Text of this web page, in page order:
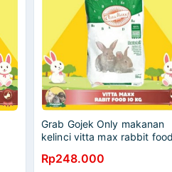
Grab Gojek Only makanan
kelinci vitta max rabbit
Rp248.000